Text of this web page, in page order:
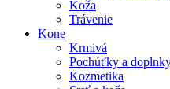
Koža
Trávenie
Kone
Krmivá
Pochúťky a
Kozmetika